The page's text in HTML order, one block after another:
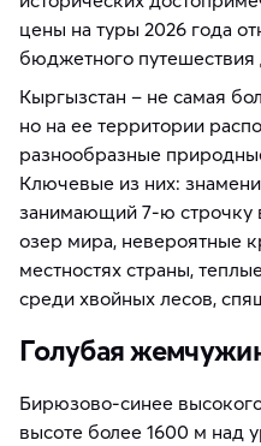
цены на туры 2026 года
бюджетного путешествия
Кыргызстан – не самая
но на ее территории
разнообразные
Ключевые из них:
занимающий 7-ю строчку
озер мира, невероятные
местностях страны,
среди хвойных лесов,
Голубая
Бирюзово-синее
высоте более 1600 м над